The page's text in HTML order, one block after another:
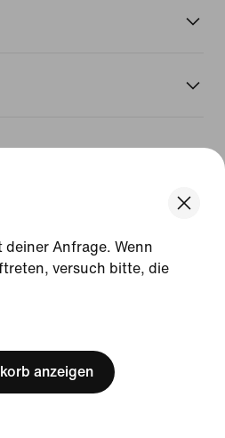
deiner Anfrage. Wenn
versuch bitte, die
anzeigen
vorbehalten